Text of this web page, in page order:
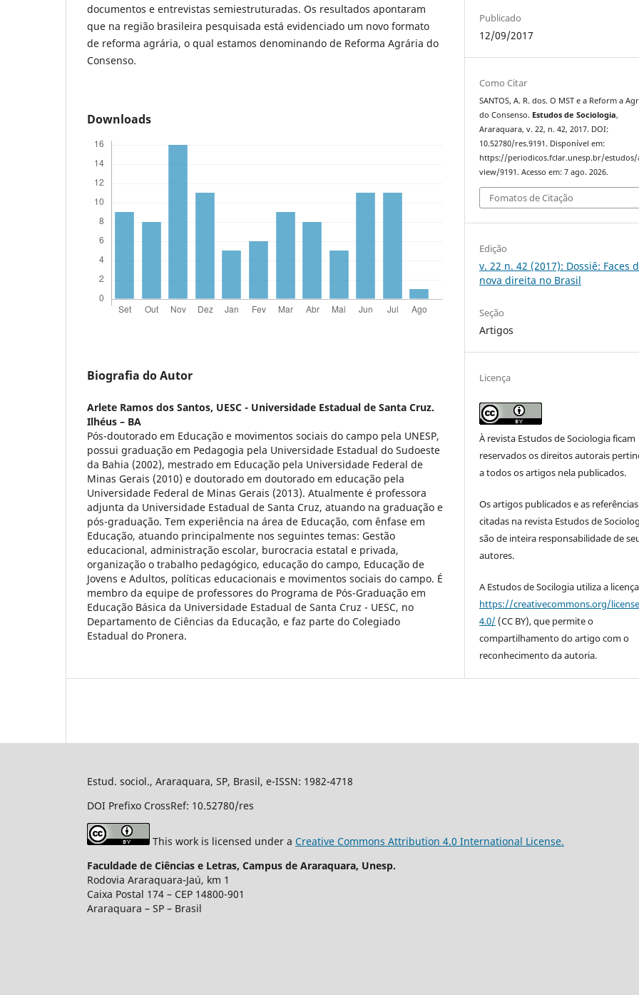
documentos e entrevistas semiestruturadas. Os resultados apontaram
que na região brasileira pesquisada está evidenciado um novo formato
de reforma agrária, o qual estamos denominando de Reforma Agrária do
Consenso.
Downloads
Biografia do Autor
Arlete Ramos dos Santos, UESC - Universidade Estadual de Santa Cruz.
Ilhéus – BA
Pós-doutorado em Educação e movimentos sociais do campo pela UNESP,
possui graduação em Pedagogia pela Universidade Estadual do Sudoeste
da Bahia (2002), mestrado em Educação pela Universidade Federal de
Minas Gerais (2010) e doutorado em doutorado em educação pela
Universidade Federal de Minas Gerais (2013). Atualmente é professora
adjunta da Universidade Estadual de Santa Cruz, atuando na graduação e
pós-graduação. Tem experiência na área de Educação, com ênfase em
Educação, atuando principalmente nos seguintes temas: Gestão
educacional, administração escolar, burocracia estatal e privada,
organização o trabalho pedagógico, educação do campo, Educação de
Jovens e Adultos, políticas educacionais e movimentos sociais do campo. É
membro da equipe de professores do Programa de Pós-Graduação em
Educação Básica da Universidade Estadual de Santa Cruz - UESC, no
Departamento de Ciências da Educação, e faz parte do Colegiado
Estadual do Pronera.
Publicado
12/09/2017
Como Citar
SANTOS, A. R. dos. O MST e a Reform a
do Consenso. Estudos de Sociologia,
Araraquara, v. 22, n. 42, 2017. DOI:
10.52780/res.9191. Disponível em:
https://periodicos.fclar.unesp.br/
view/9191. Acesso em: 7 ago. 2026.
Fomatos de Citação
Edição
v. 22 n. 42 (2017): Dossiê: Faces
nova direita no Brasil
Seção
Artigos
Licença
À revista Estudos de Sociologia ficam
reservados os direitos autorais
a todos os artigos nela publicados.
Os artigos publicados e as referências
citadas na revista Estudos de
são de inteira responsabilidade de
autores.
A Estudos de Socilogia utiliza a licença
https://creativecommons.org/
4.0/ (CC BY), que permite o
compartilhamento do artigo com o
reconhecimento da autoria.
Estud. sociol., Araraquara, SP, Brasil, e-ISSN: 1982-4718
DOI Prefixo CrossRef: 10.52780/res
This work is licensed under a Creative Commons Attribution 4.0 International License.
Faculdade de Ciências e Letras, Campus de Araraquara, Unesp.
Rodovia Araraquara-Jaú, km 1
Caixa Postal 174 – CEP 14800-901
Araraquara – SP – Brasil